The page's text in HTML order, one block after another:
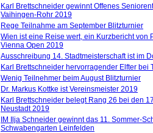
Karl Brettschneider gewinnt Offenes
Vaihingen-Rohr 2019
Rege Teilnahme am September Blitzturnier
Wien ist eine Reise wert, ein Kurzbericht von
Vienna Open 2019
Ausschreibung 14. Stadtmeisterschaft ist im
Karl Brettschneider hervorragender Elfter bei
Wenig Teilnehmer beim August Blitzturnier
Dr. Markus Kottke ist Vereinsmeister 2019
Karl Brettschneider belegt Rang 26 bei den
Neustadt 2019
IM Ilja Schneider gewinnt das 11. Sommer-
Schwabengarten Leinfelden